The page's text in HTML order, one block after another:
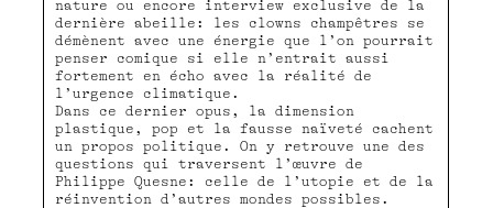
nature ou encore interview exclusive de la
dernière abeille: les clowns champêtres se
démènent avec une énergie que l’on pourrait
penser comique si elle n’entrait aussi
fortement en écho avec la réalité de
l’urgence climatique.
Dans ce dernier opus, la dimension
plastique, pop et la fausse naïveté cachent
un propos politique. On y retrouve une des
questions qui traversent l’œuvre de
Philippe Quesne: celle de l’utopie et de la
réinvention d’autres mondes possibles.